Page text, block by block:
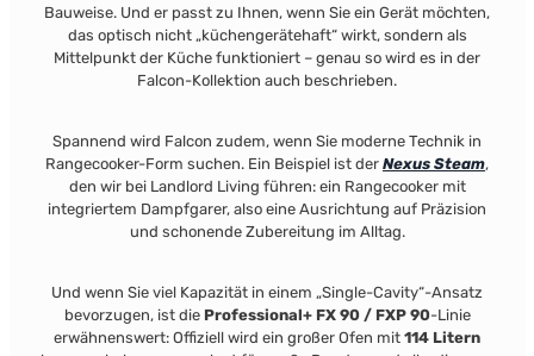
Bauweise. Und er passt zu Ihnen, wenn Sie ein Gerät möchten,
das optisch nicht „küchengerätehaft“ wirkt, sondern als
Mittelpunkt der Küche funktioniert – genau so wird es in der
Falcon-Kollektion auch beschrieben.
Spannend wird Falcon zudem, wenn Sie moderne Technik in
Rangecooker-Form suchen. Ein Beispiel ist der Nexus Steam,
den wir bei Landlord Living führen: ein Rangecooker mit
integriertem Dampfgarer, also eine Ausrichtung auf Präzision
und schonende Zubereitung im Alltag.
Und wenn Sie viel Kapazität in einem „Single-Cavity“-Ansatz
bevorzugen, ist die Professional+ FX 90 / FXP 90-Linie
erwähnenswert: Offiziell wird ein großer Ofen mit 114 Litern